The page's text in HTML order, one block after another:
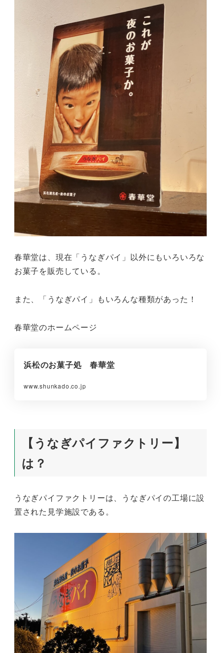
春華堂は、現在「うなぎパイ」以外にもいろいろな
お菓子を販売している。
また、「うなぎパイ」もいろんな種類があった！
春華堂のホームページ
浜松のお菓子処 春華堂
www.shunkado.co.jp
【うなぎパイファクトリー】
は？
うなぎパイファクトリーは、うなぎパイの工場に設
置された見学施設である。